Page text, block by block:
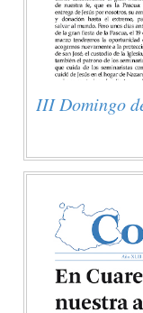
III Domingo